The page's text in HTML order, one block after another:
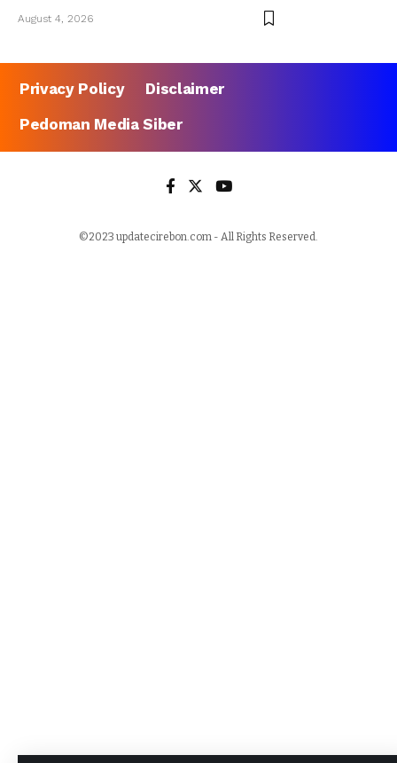
August 4, 2026
Privacy Policy
Disclaimer
Pedoman Media Siber
©2023 updatecirebon.com - All Rights Reserved.